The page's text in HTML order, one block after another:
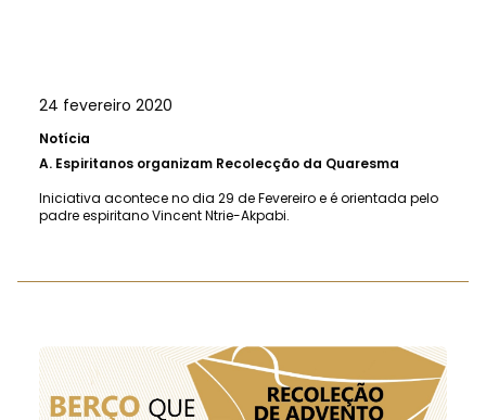
24 fevereiro 2020
Notícia
A. Espiritanos organizam Recolecção da Quaresma
Iniciativa acontece no dia 29 de Fevereiro e é orientada pelo
padre espiritano Vincent Ntrie-Akpabi.